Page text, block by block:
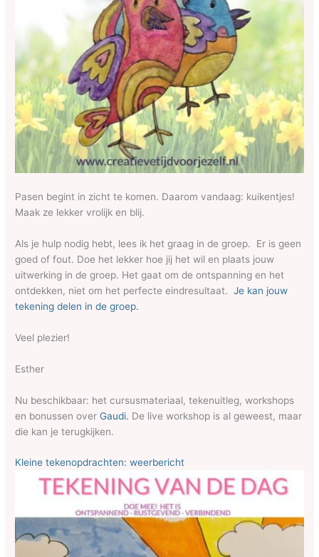
Pasen begint in zicht te komen. Daarom vandaag: kuikentjes!
Maak ze lekker vrolijk en blij.
Als je hulp nodig hebt, lees ik het graag in de groep. Er is geen
goed of fout. Doe het lekker hoe jij het wil en plaats jouw
uitwerking in de groep. Het gaat om de ontspanning en het
ontdekken, niet om het perfecte eindresultaat. Je kan jouw
tekening delen in de groep.
Veel plezier!
Esther
Nu beschikbaar: het cursusmateriaal, tekenuitleg, workshops
en bonussen overGaudi. De live workshop is al geweest, maar
die kan je terugkijken.
Kleine tekenopdrachten: weerbericht